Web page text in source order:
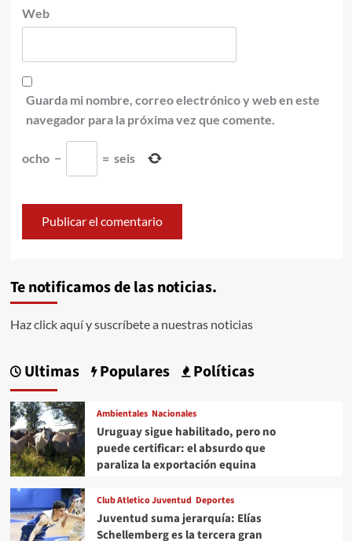
Web
Guarda mi nombre, correo electrónico y web en este
navegador para la próxima vez que comente.
ocho − = seis
Te notificamos de las noticias.
Haz click aquí y suscríbete a nuestras noticias
Ultimas Populares Políticas
Ambientales Nacionales
Uruguay sigue habilitado, pero no
puede certificar: el absurdo que
paraliza la exportación equina
Club Atletico Juventud Deportes
Juventud suma jerarquía: Elías
Schellemberg es la tercera gran